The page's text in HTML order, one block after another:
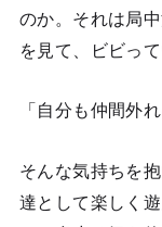
のか。それは局
を見て、ビビって
「自分も仲間外
そんな気持ちを
達として楽しく